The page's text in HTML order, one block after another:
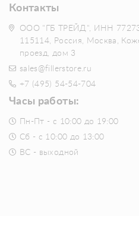
Контакты
ООО "ГБ ТРЕЙД", ИНН
115114, Россия, Москва,
проезд, дом 3
sales@fillerstore.ru
+7 (495) 54-54-704
Часы работы:
Пн-Пт - с 10:00 до 19:00
Сб - с 10:00 до 13:00
ВС - выходной